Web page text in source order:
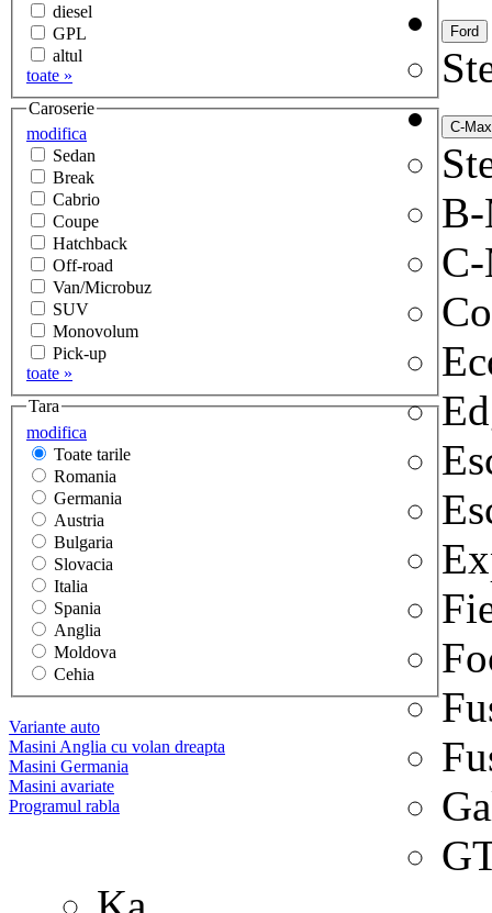
diesel
GPL
altul
toate »
modifica
Caroserie
Sedan
Break
Cabrio
Coupe
Hatchback
Off-road
Van/Microbuz
SUV
Monovolum
Pick-up
toate »
modifica
Tara
Toate tarile
Romania
Germania
Austria
Bulgaria
Slovacia
Italia
Spania
Anglia
Moldova
Cehia
Variante auto
Masini Anglia cu volan dreapta
Masini Germania
Masini avariate
Programul rabla